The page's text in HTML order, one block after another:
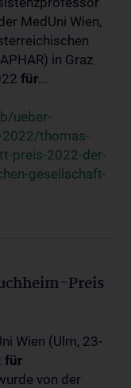
MedUni Wien,
in Graz
für...
ueber-
thomas-
preis-2022-der-
gesellschaft-
Preis
Wien (Ulm, 23-
für
von der